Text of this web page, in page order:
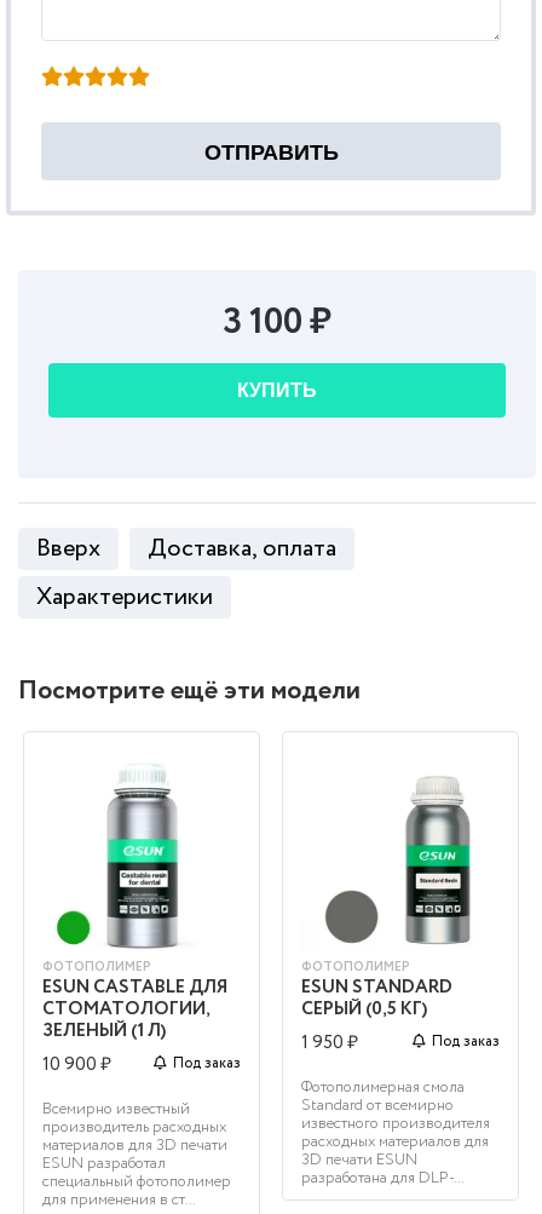
3 100 ₽
КУПИТЬ
Вверх
Доставка, оплата
Характеристики
Посмотрите ещё эти модели
ФОТОПОЛИМЕР
ESUN CASTABLE ДЛЯ
СТОМАТОЛОГИИ,
ЗЕЛЕНЫЙ (1 Л)
10 900 ₽
Под заказ
Всемирно известный
производитель расходных
материалов для 3D печати
ESUN разработал
специальный фотополимер
для применения в ст...
ФОТОПОЛИМЕР
ESUN STANDARD
СЕРЫЙ (0,5 КГ)
1 950 ₽
Под заказ
Фотополимерная смола
Standard от всемирно
известного производителя
расходных материалов для
3D печати ESUN
разработана для DLP-...